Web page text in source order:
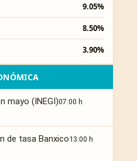
9.05%
8.50%
3.90%
mayo (INEGI)07:00 h
de tasa Banxico13:00 h